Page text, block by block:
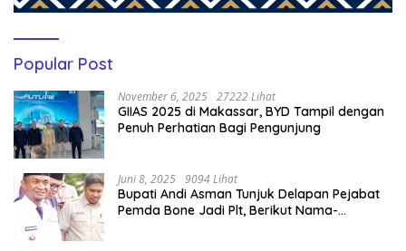
Popular Post
November 6, 2025 27222 Lihat
GIIAS 2025 di Makassar, BYD Tampil dengan
Penuh Perhatian Bagi Pengunjung
Juni 8, 2025 9094 Lihat
Bupati Andi Asman Tunjuk Delapan Pejabat
Pemda Bone Jadi Plt, Berikut Nama-